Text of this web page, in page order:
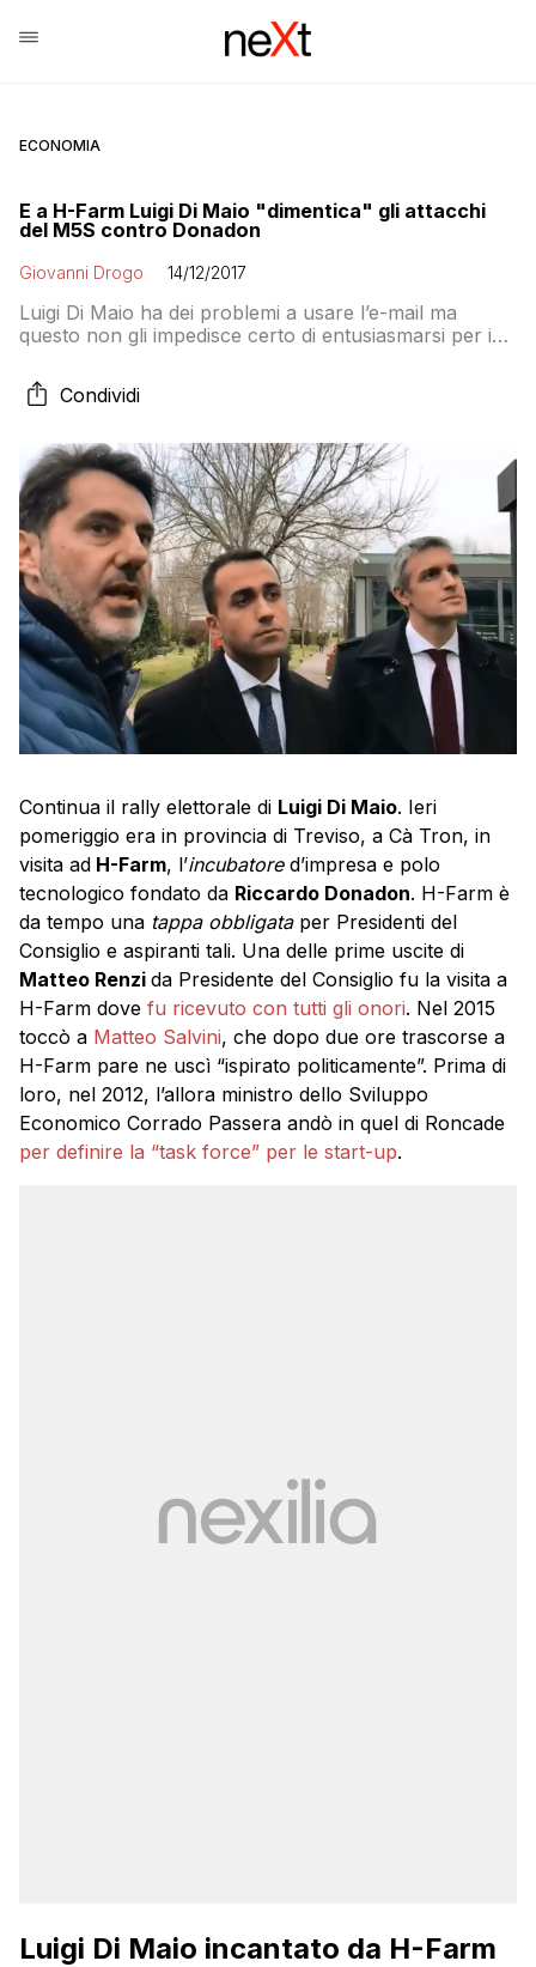
ECONOMIA
E a H-Farm Luigi Di Maio "dimentica" gli attacchi
del M5S contro Donadon
Giovanni Drogo 14/12/2017
Luigi Di Maio ha dei problemi a usare l’e-mail ma
questo non gli impedisce certo di entusiasmarsi per i
piccolo particolare: il M5S ha presentato numerose
interrogazioni ed esposti proprio contro l’incubatore
Spessotto – metteva a rischio i risparmi degli italiani
Condividi
Continua il rally elettorale di Luigi Di Maio. Ieri
pomeriggio era in provincia di Treviso, a Cà Tron, in
visita ad H-Farm, l’incubatored’impresa e polo
tecnologico fondato da Riccardo Donadon. H-Farm è
da tempo una tappa obbligataper Presidenti del
Consiglio e aspiranti tali. Una delle prime uscite di
Matteo Renzi da Presidente del Consiglio fu la visita a
H-Farm dove fu ricevuto con tutti gli onori. Nel 2015
toccò a Matteo Salvini, che dopo due ore trascorse a
H-Farm pare ne uscì “ispirato politicamente”. Prima di
loro, nel 2012, l’allora ministro dello Sviluppo
Economico Corrado Passera andò in quel di Roncade
per definire la “task force” per le start-up.
Luigi Di Maio incantato da H-Farm